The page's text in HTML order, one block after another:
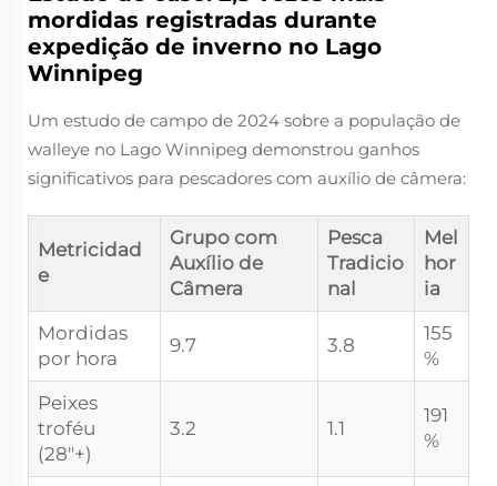
mordidas registradas durante
expedição de inverno no Lago
Winnipeg
Um estudo de campo de 2024 sobre a população de
walleye no Lago Winnipeg demonstrou ganhos
significativos para pescadores com auxílio de câmera:
Metricidad
e
Grupo com
Auxílio de
Câmera
Pesca
Tradicio
nal
Mel
hor
ia
Mordidas
por hora
9.7 3.8
155
%
Peixes
troféu
(28"+)
3.2 1.1
191
%